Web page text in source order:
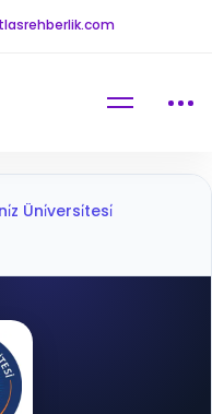
Üni̇versi̇tesi̇